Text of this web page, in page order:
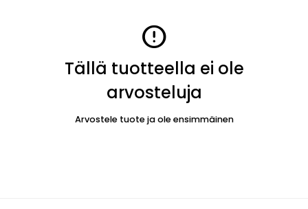
error
Tällä tuotteella ei ole
arvosteluja
Arvostele tuote ja ole ensimmäinen